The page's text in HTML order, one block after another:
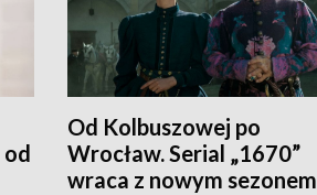
od
Od Kolbuszowej po
Wrocław. Serial „1670”
wraca z nowym sezonem